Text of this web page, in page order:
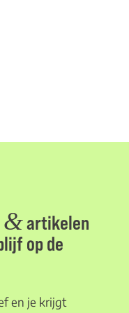
&artikelen
op de
en je krijgt